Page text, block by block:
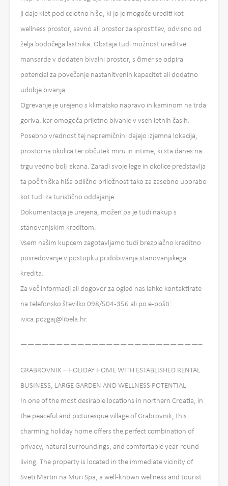
ji daje klet pod celotno hišo, ki jo je mogoče urediti kot
wellness prostor, savno ali prostor za sprostitev, odvisno od
želja bodočega lastnika. Obstaja tudi možnost ureditve
mansarde v dodaten bivalni prostor, s čimer se odpira
potencial za povečanje nastanitvenih kapacitet ali dodatno
udobje bivanja.
Ogrevanje je urejeno s klimatsko napravo in kaminom na trda
goriva, kar omogoča prijetno bivanje v vseh letnih časih.
Posebno vrednost tej nepremičnini dajejo izjemna lokacija,
prostorna okolica ter občutek miru in intime, ki sta danes na
trgu vedno bolj iskana. Zaradi svoje lege in okolice predstavlja
ta počitniška hiša odlično priložnost tako za zasebno uporabo
kot tudi za turistično oddajanje.
Dokumentacija je urejena, možen pa je tudi nakup s
stanovanjskim kreditom.
Vsem našim kupcem zagotavljamo tudi brezplačno kreditno
posredovanje v postopku pridobivanja stanovanjskega
kredita.
Za več informacij ali dogovor za ogled nas lahko kontaktirate
na telefonsko številko 098/504-356 ali po e-pošti:
ivica.pozgaj@libela.hr.
—————————————————————————–
GRABROVNIK – HOLIDAY HOME WITH ESTABLISHED RENTAL
BUSINESS, LARGE GARDEN AND WELLNESS POTENTIAL
In one of the most desirable locations in northern Croatia, in
the peaceful and picturesque village of Grabrovnik, this
charming holiday home offers the perfect combination of
privacy, natural surroundings, and comfortable year-round
living. The property is located in the immediate vicinity of
Sveti Martin na Muri Spa, a well-known wellness and tourist